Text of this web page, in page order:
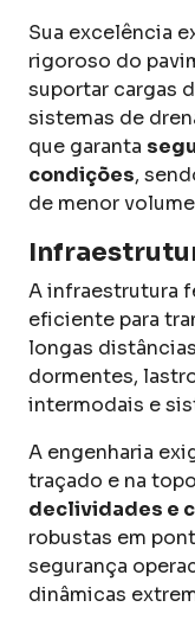
Sua excelência
rigoroso do
suportar cargas
sistemas de
que garanta
condições,
de menor
A infraestrutura
eficiente para
longas
dormentes,
intermodais e
A engenharia
traçado e na
declividades e
robustas em
segurança
dinâmicas